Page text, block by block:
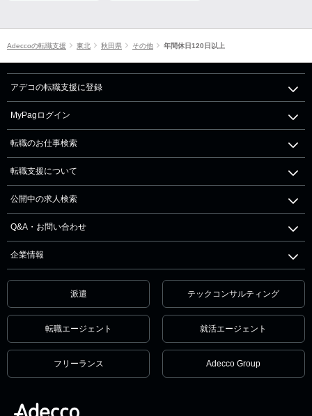
Adeccoの転職支援 東北 秋田県 その他 年間休日120日以上
アデコの転職支援に登録
MyPagログイン
転職のお仕事検索
転職支援について
公開中の求人検索
Q&A・お問い合わせ
企業情報
派遣 テックコンサルティング
転職エージェント 就活エージェント
フリーランス Adecco Group